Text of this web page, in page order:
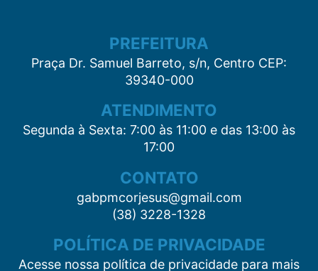
PREFEITURA
Praça Dr. Samuel Barreto, s/n, Centro CEP:
39340-000
ATENDIMENTO
Segunda à Sexta: 7:00 às 11:00 e das 13:00 às
17:00
CONTATO
gabpmcorjesus@gmail.com
(38) 3228-1328
POLÍTICA DE PRIVACIDADE
Acesse nossa política de privacidade para mais